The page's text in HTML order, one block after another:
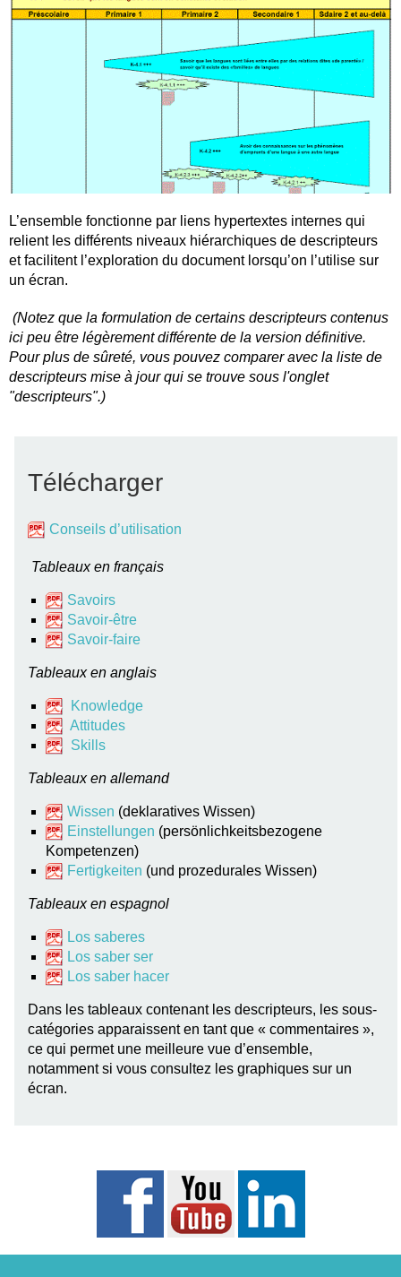
L’ensemble fonctionne par liens hypertextes internes qui
relient les différents niveaux hiérarchiques de descripteurs
et facilitent l’exploration du document lorsqu’on l’utilise sur
un écran.
(Notez que la formulation de certains descripteurs contenus
ici peu être légèrement différente de la version définitive.
Pour plus de sûreté, vous pouvez comparer avec la liste de
descripteurs mise à jour qui se trouve sous l'onglet
"descripteurs".)
Télécharger
Conseils d’utilisation
Tableaux en français
Savoirs
Savoir-être
Savoir-faire
Tableaux en anglais
Knowledge
Attitudes
Skills
Tableaux en allemand
Wissen (deklaratives Wissen)
Einstellungen (persönlichkeitsbezogene
Kompetenzen)
Fertigkeiten (und prozedurales Wissen)
Tableaux en espagnol
Los saberes
Los saber ser
Los saber hacer
Dans les tableaux contenant les descripteurs, les sous-
catégories apparaissent en tant que « commentaires »,
ce qui permet une meilleure vue d’ensemble,
notamment si vous consultez les graphiques sur un
écran.